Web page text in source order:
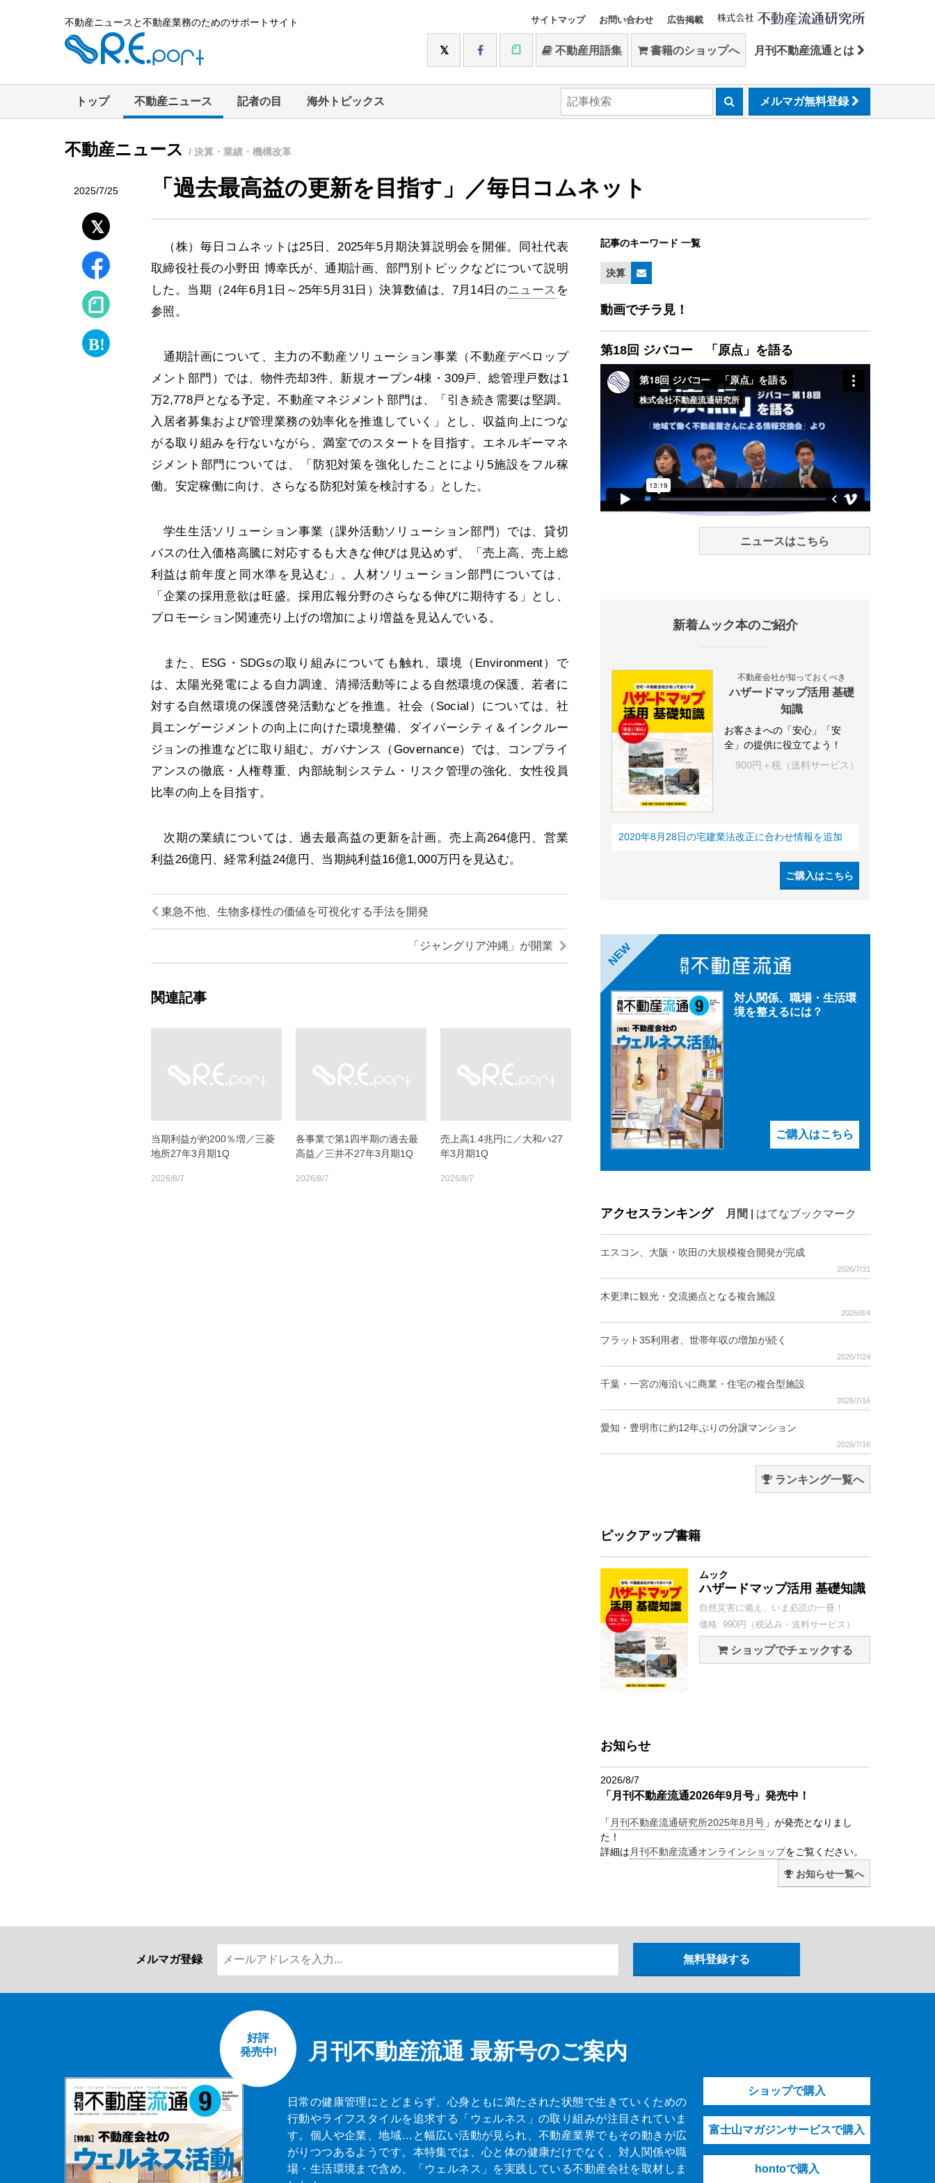
不動産ニュースと不動産業務のためのサポートサイト サイトマップ お問い合わせ 広告掲載
不動産用語集 書籍のショップへ 月刊不動産流通とは
トップ 不動産ニュース 記者の目 海外トピックス メルマガ無料登録
不動産ニュース / 決算・業績・機構改革
2025/7/25 「過去最高益の更新を目指す」／毎日コムネット
（株）毎日コムネットは25日、2025年5月期決算説明会を開催。同社代表
取締役社長の小野田 博幸氏が、通期計画、部門別トピックなどについて説明
した。当期（24年6月1日～25年5月31日）決算数値は、7月14日のニュース を
参照。
通期計画について、主力の不動産ソリューション事業（不動産デベロップ
メント部門）では、物件売却3件、新規オープン4棟・309戸、総管理戸数は1
万2,778戸となる予定。不動産マネジメント部門は、「引き続き需要は堅調。
入居者募集および管理業務の効率化を推進していく」とし、収益向上につな
がる取り組みを行ないながら、満室でのスタートを目指す。エネルギーマネ
ジメント部門については、「防犯対策を強化したことにより5施設をフル稼
働。安定稼働に向け、さらなる防犯対策を検討する」とした。
学生生活ソリューション事業（課外活動ソリューション部門）では、貸切
バスの仕入価格高騰に対応するも大きな伸びは見込めず、「売上高、売上総
利益は前年度と同水準を見込む」。人材ソリューション部門については、
「企業の採用意欲は旺盛。採用広報分野のさらなる伸びに期待する」とし、
プロモーション関連売り上げの増加により増益を見込んでいる。
また、ESG・SDGsの取り組みについても触れ、環境（Environment）で
は、太陽光発電による自力調達、清掃活動等による自然環境の保護、若者に
対する自然環境の保護啓発活動などを推進。社会（Social）については、社
員エンゲージメントの向上に向けた環境整備、ダイバーシティ＆インクルー
ジョンの推進などに取り組む。ガバナンス（Governance）では、コンプライ
アンスの徹底・人権尊重、内部統制システム・リスク管理の強化、女性役員
比率の向上を目指す。
次期の業績については、過去最高益の更新を計画。売上高264億円、営業
利益26億円、経常利益24億円、当期純利益16億1,000万円を見込む。
東急不他、生物多様性の価値を可視化する手法を開発
「ジャングリア沖縄」が開業
関連記事
当期利益が約200％増／三菱
地所27年3月期1Q
2026/8/7
各事業で第1四半期の過去最
高益／三井不27年3月期1Q
2026/8/7
売上高1.4兆円に／大和ハ27
年3月期1Q
2026/8/7
記事のキーワード 一覧
決算
動画でチラ見！
第18回 ジバコー 「原点」を語る
ニュースはこちら
新着ムック本のご紹介
不動産会社が知っておくべき
ハザードマップ活用 基礎
知識
お客さまへの「安心」「安
全」の提供に役立てよう！
900円＋税（送料サービス）
2020年8月28日の宅建業法改正に合わせ情報を追加
ご購入はこちら
NEW
対人関係、職場・生活環
境を整えるには？
ご購入はこちら
アクセスランキング 月間 はてなブックマーク
エスコン、大阪・吹田の大規模複合開発が完成
2026/7/31
木更津に観光・交流拠点となる複合施設
2026/8/4
フラット35利用者、世帯年収の増加が続く
2026/7/24
千葉・一宮の海沿いに商業・住宅の複合型施設
2026/7/16
愛知・豊明市に約12年ぶりの分譲マンション
2026/7/16
ランキング一覧へ
ピックアップ書籍
ムック
ハザードマップ活用 基礎知識
自然災害に備え、いま必読の一冊！
価格: 990円（税込み・送料サービス）
ショップでチェックする
お知らせ
2026/8/7
「月刊不動産流通2026年9月号」発売中！
「 月刊不動産流通研究所2025年8月号 」が発売となりまし
た！
詳細は 月刊不動産流通オンラインショップをご覧ください。
お知らせ一覧へ
メルマガ登録
月刊不動産流通 最新号のご案内
好評
発売中!
日常の健康管理にとどまらず、心身ともに満たされた状態で生きていくための
行動やライフスタイルを追求する「ウェルネス」の取り組みが注目されていま
す。個人や企業、地域…と幅広い活動が見られ、不動産業界でもその動きが広
がりつつあるようです。本特集では、心と体の健康だけでなく、対人関係や職
場・生活環境まで含め、「ウェルネス」を実践している不動産会社を取材しま
ショップで購入
富士山マガジンサービスで購入
hontoで購入